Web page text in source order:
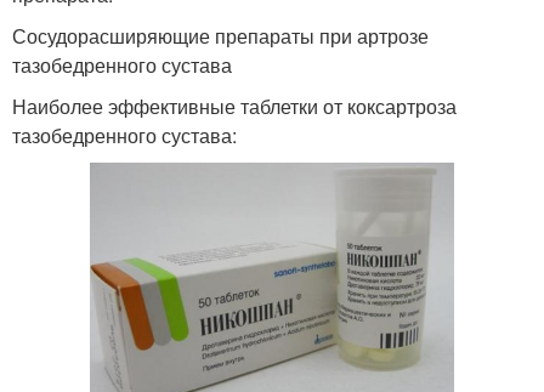
Сосудорасширяющие препараты при артрозе
тазобедренного сустава
Наиболее эффективные таблетки от коксартроза
тазобедренного сустава: